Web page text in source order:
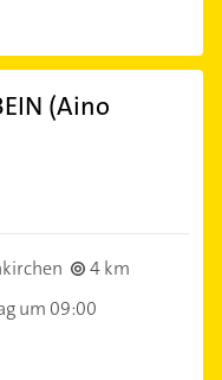
(Aino
4 km
um 09:00